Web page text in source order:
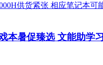
本暑促臻选 文能助学